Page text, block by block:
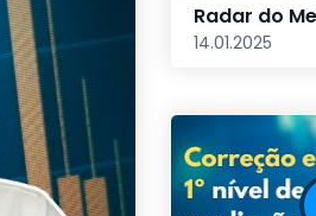
Radar do
14.01.2025